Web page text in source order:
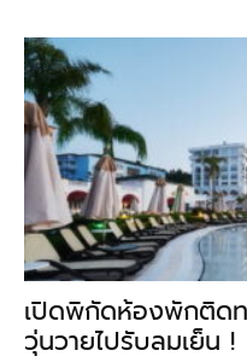
เปิดพิกัดห้องพักติดท
วุ่นวายไปรับลมเย็น !